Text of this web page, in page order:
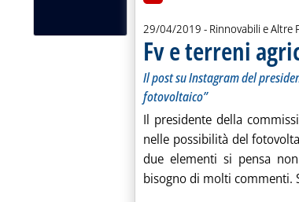
29/04/2019 - Rinnovabili e Altre
Fv e terreni
Il post su Instagram del
fotovoltaico”
Il presidente della
nelle possibilità del
due elementi si pensa
bisogno di molti commenti.